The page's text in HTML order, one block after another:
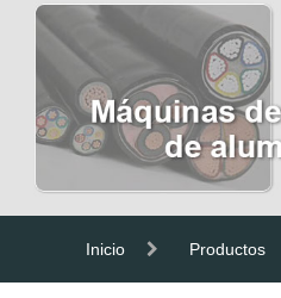
Inicio Productos